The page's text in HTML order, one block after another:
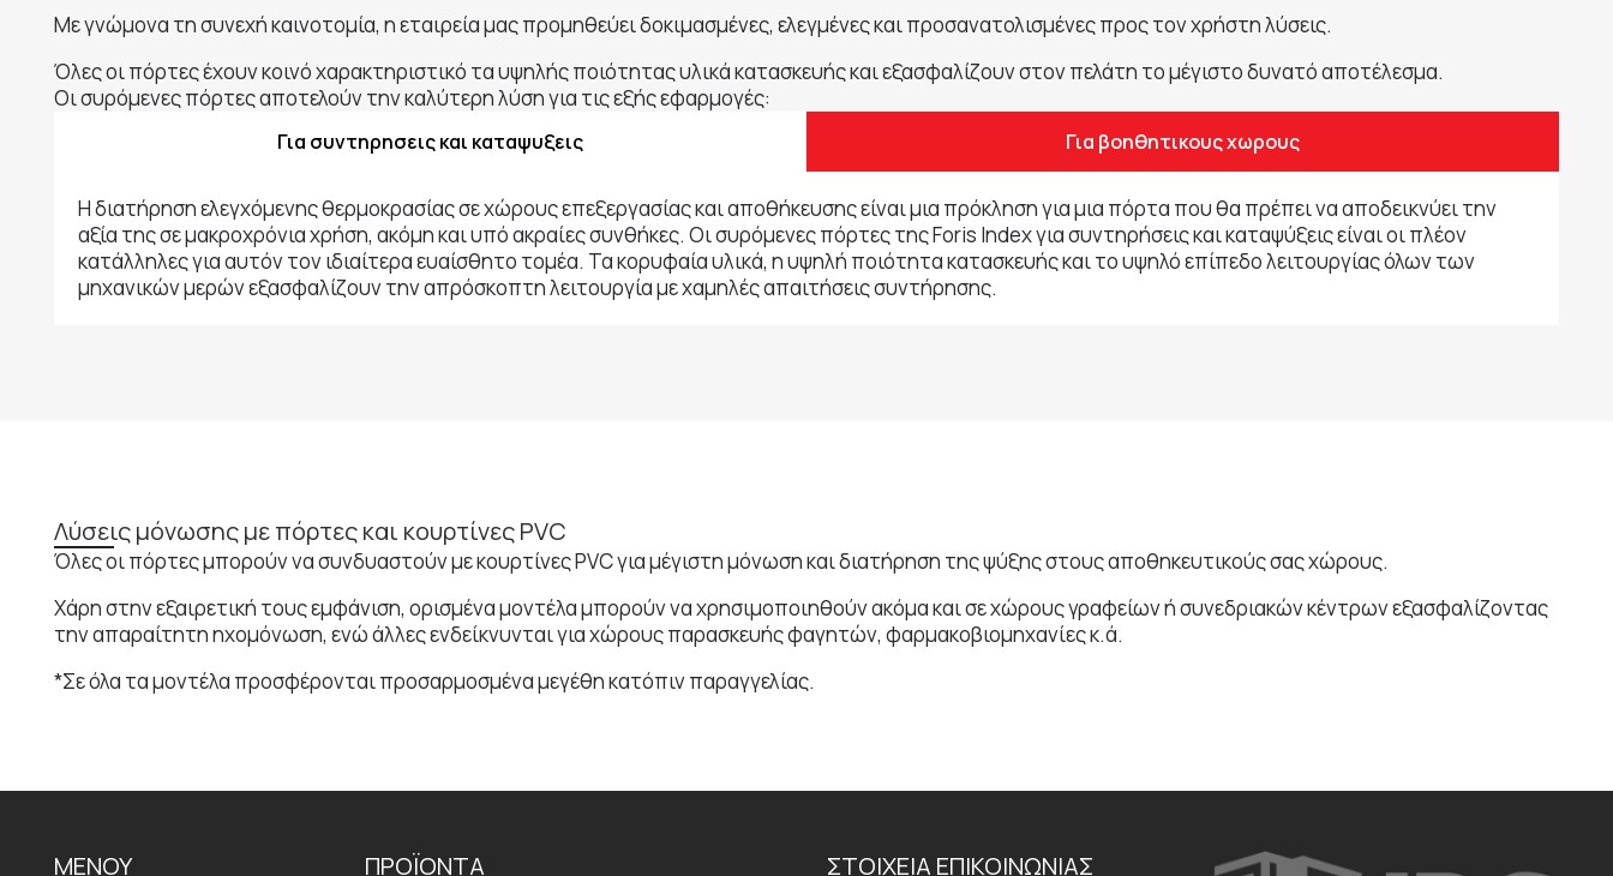
Με γνώμονα τη συνεχή καινοτομία, η εταιρεία μας προμηθεύει δοκιμασμένες, ελεγμένες και προσανατολισμένες προς τον χρήστη λύσεις.
Όλες οι πόρτες έχουν κοινό χαρακτηριστικό τα υψηλής ποιότητας υλικά κατασκευής και εξασφαλίζουν στον πελάτη το μέγιστο δυνατό αποτέλεσμα.
Οι συρόμενες πόρτες αποτελούν την καλύτερη λύση για τις εξής εφαρμογές:
Για συντηρησεις και καταψυξεις Για βοηθητικους χωρους
Η διατήρηση ελεγχόμενης θερμοκρασίας σε χώρους επεξεργασίας και αποθήκευσης είναι μια πρόκληση για μια πόρτα που θα πρέπει να αποδεικνύει την
αξία της σε μακροχρόνια χρήση, ακόμη και υπό ακραίες συνθήκες. Οι συρόμενες πόρτες της Foris Index για συντηρήσεις και καταψύξεις είναι οι πλέον
κατάλληλες για αυτόν τον ιδιαίτερα ευαίσθητο τομέα. Τα κορυφαία υλικά, η υψηλή ποιότητα κατασκευής και το υψηλό επίπεδο λειτουργίας όλων των
μηχανικών μερών εξασφαλίζουν την απρόσκοπτη λειτουργία με χαμηλές απαιτήσεις συντήρησης.
Λύσεις μόνωσης με πόρτες και κουρτίνες PVC
Όλες οι πόρτες μπορούν να συνδυαστούν με κουρτίνες PVC για μέγιστη μόνωση και διατήρηση της ψύξης στους αποθηκευτικούς σας χώρους.
Χάρη στην εξαιρετική τους εμφάνιση, ορισμένα μοντέλα μπορούν να χρησιμοποιηθούν ακόμα και σε χώρους γραφείων ή συνεδριακών κέντρων εξασφαλίζοντας
την απαραίτητη ηχομόνωση, ενώ άλλες ενδείκνυνται για χώρους παρασκευής φαγητών, φαρμακοβιομηχανίες κ.ά.
*Σε όλα τα μοντέλα προσφέρονται προσαρμοσμένα μεγέθη κατόπιν παραγγελίας.
ΜΕΝΟΥ ΠΡΟΪΟΝΤΑ ΣΤΟΙΧΕΙΑ ΕΠΙΚΟΙΝΩΝΙΑΣ